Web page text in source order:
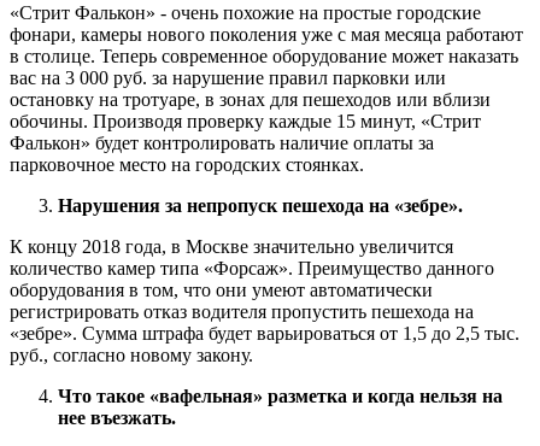
«Стрит Фалькон» - очень похожие на простые городские
фонари, камеры нового поколения уже с мая месяца работают
в столице. Теперь современное оборудование может наказать
вас на 3 000 руб. за нарушение правил парковки или
остановку на тротуаре, в зонах для пешеходов или вблизи
обочины. Производя проверку каждые 15 минут, «Стрит
Фалькон» будет контролировать наличие оплаты за
парковочное место на городских стоянках.
Нарушения за непропуск пешехода на «зебре».
К концу 2018 года, в Москве значительно увеличится
количество камер типа «Форсаж». Преимущество данного
оборудования в том, что они умеют автоматически
регистрировать отказ водителя пропустить пешехода на
«зебре». Сумма штрафа будет варьироваться от 1,5 до 2,5 тыс.
руб., согласно новому закону.
Что такое «вафельная» разметка и когда нельзя на
нее въезжать.